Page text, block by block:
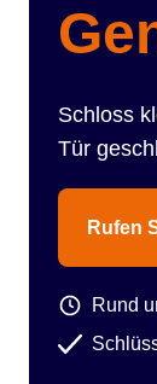
Schloss
Tür
Rufen
Rund